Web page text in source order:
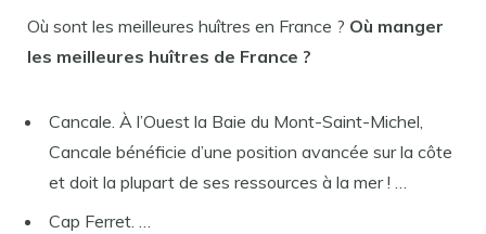
Où sont les meilleures huîtres en France ? Où manger
les meilleures huîtres de France ?
Cancale. À l’Ouest la Baie du Mont-Saint-Michel,
Cancale bénéficie d’une position avancée sur la côte
et doit la plupart de ses ressources à la mer ! …
Cap Ferret. …